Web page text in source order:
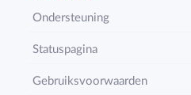
Ondersteuning
Statuspagina
Gebruiksvoorwaarden